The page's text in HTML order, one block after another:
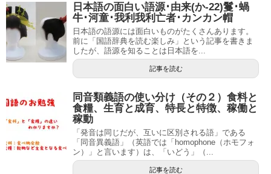
日本語の面白い語源･由来(か-22)鬘･蝸
牛･河童･我利我利亡者･カンカン帽
日本語の語源には面白いものがたくさんあります。
前に「国語辞典を読む楽しみ」という記事を書きま
したが、語源を知ることは日本語を...
記事を読む
同音類義語の使い分け（その２）食料と
食糧、生育と成育、特長と特徴、稼働と
稼動
「発音は同じだが、互いに区別される語」である
「同音異義語」（英語では「homophone（ホモフォ
ン）」と言います）は、「いどう」（...
記事を読む